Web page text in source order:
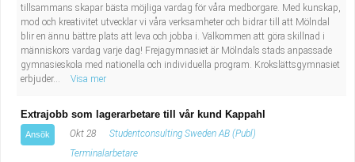
tillsammans skapar bästa möjliga vardag för våra medborgare. Med kunskap,
mod och kreativitet utvecklar vi våra verksamheter och bidrar till att Mölndal
blir en ännu bättre plats att leva och jobba i. Välkommen att göra skillnad i
människors vardag varje dag! Frejagymnasiet är Mölndals stads anpassade
gymnasieskola med nationella och individuella program. Krokslättsgymnasiet
erbjuder...
Visa mer
Extrajobb som lagerarbetare till vår kund Kappahl
Ansök Okt 28
Studentconsulting Sweden AB (Publ)
Terminalarbetare